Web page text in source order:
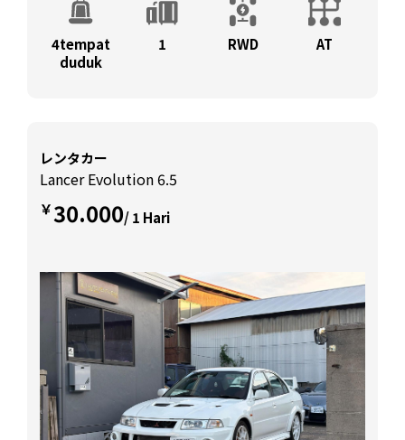
4tempat
duduk
1 RWD AT
レンタカー
Lancer Evolution 6.5
￥30.000/ 1 Hari